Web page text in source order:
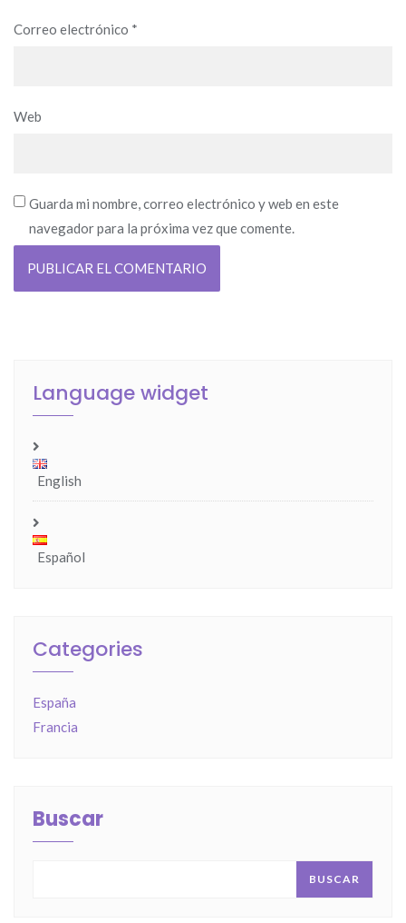
Correo electrónico *
Web
Guarda mi nombre, correo electrónico y web en este
navegador para la próxima vez que comente.
Language widget
English
Español
Categories
España
Francia
Buscar
BUSCAR